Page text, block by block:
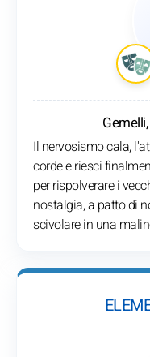
Il nervosismo cala,
corde e riesci
per rispolverare i
nostalgia, a patto di
scivolare in una